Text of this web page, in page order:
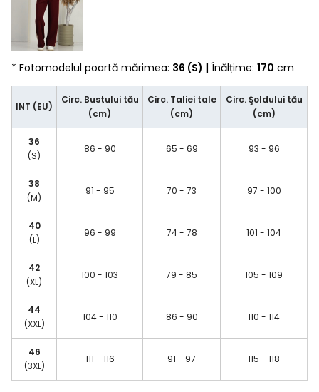
* Fotomodelul poartă mărimea: 36 (S) | Înălțime: 170 cm
INT (EU)
Circ. Bustului tău
(cm)
Circ. Taliei tale
(cm)
Circ. Şoldului tău
(cm)
36
(S)
86 - 90 65 - 69 93 - 96
38
(M)
91 - 95 70 - 73 97 - 100
40
(L)
96 - 99 74 - 78 101 - 104
42
(XL)
100 - 103 79 - 85 105 - 109
44
(XXL)
104 - 110 86 - 90 110 - 114
46
(3XL)
111 - 116 91 - 97 115 - 118